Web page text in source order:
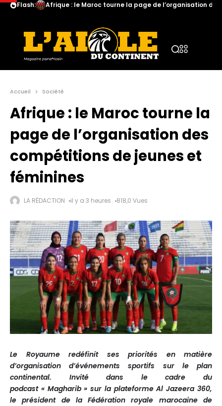
Flash: Afrique : le Maroc tourne la page de l’organisation
Accueil Société
Afrique : le Maroc tourne la
page de l’organisation des
compétitions de jeunes et
féminines
LA RÉDACTION il y a 3 heures 818,0 Vues
Le Royaume redéfinit ses priorités en matière
d’organisation d’événements sportifs sur le plan
continental. Invité dans le cadre du
podcast « Magharib » sur la plateforme Al Jazeera 360,
le président de la Fédération royale marocaine de